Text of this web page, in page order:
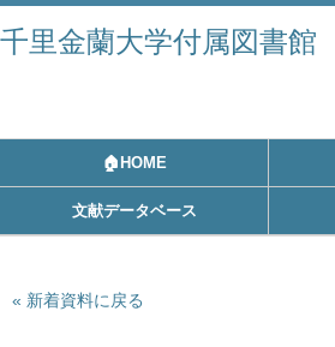
千里金蘭大学付属図書館
🏠HOME
文献データベース
新着資料に戻る